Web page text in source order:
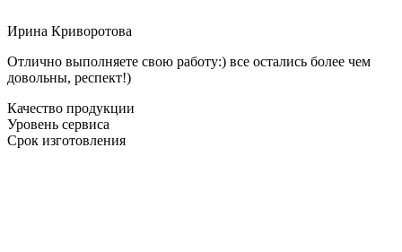
Ирина Криворотова
Отлично выполняете свою работу:) все остались более чем
довольны, респект!)
Качество продукции
Уровень сервиса
Срок изготовления